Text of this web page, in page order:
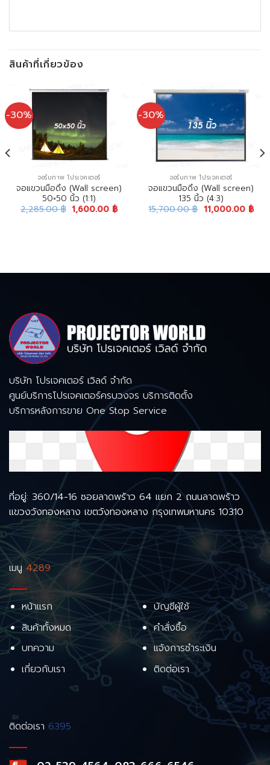
สินค้าที่เกี่ยวข้อง
-30%
จอรับภาพ โปรเจคเตอร์
จอแขวนมือดึง (Wall screen)
50×50 นิ้ว (1:1)
2,285.00฿ 1,600.00 ฿
-30%
จอรับภาพ โปรเจคเตอร์
จอแขวนมือดึง (Wall screen)
135 นิ้ว (4:3)
15,700.00฿ 11,000.00 ฿
บริษัท โปรเจคเตอร์ เวิลด์ จำกัด
ศูนย์บริการโปรเจคเตอร์ครบวงจร บริการติดตั้ง
บริการหลังการขาย One Stop Service
ที่อยู่: 360/14-16 ซอยลาดพร้าว 64 แยก 2 ถนนลาดพร้าว
แขวงวังทองหลาง เขตวังทองหลาง กรุงเทพมหานคร 10310
เมนู4289
หน้าแรก
สินค้าทั้งหมด
บทความ
เกี่ยวกับเรา
บัญชีผู้ใช้
คำสั่งซื้อ
แจ้งการชำระเงิน
ติดต่อเรา
ติดต่อเรา 6395